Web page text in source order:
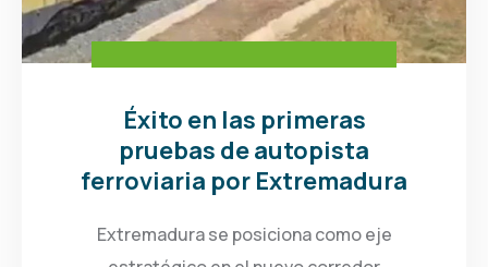
Éxito en las primeras
pruebas de autopista
ferroviaria por Extremadura
Extremadura se posiciona como eje